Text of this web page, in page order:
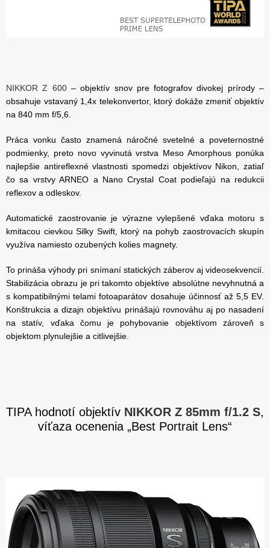
NIKKOR Z 600– objektív snov pre fotografov divokej prírody –
obsahuje vstavaný 1,4x telekonvertor, ktorý dokáže zmeniť objektív
na 840 mm f/5,6.
Práca vonku často znamená náročné svetelné a poveternostné
podmienky, preto novo vyvinutá vrstva Meso Amorphous ponúka
najlepšie antireflexné vlastnosti spomedzi objektívov Nikon, zatiaľ
čo sa vrstvy ARNEO a Nano Crystal Coat podieľajú na redukcii
reflexov a odleskov.
Automatické zaostrovanie je výrazne vylepšené vďaka motoru s
kmitacou cievkou Silky Swift, ktorý na pohyb zaostrovacích skupín
využíva namiesto ozubených kolies magnety.
To prináša výhody pri snímaní statických záberov aj videosekvencií.
Stabilizácia obrazu je pri takomto objektíve absolútne nevyhnutná a
s kompatibilnými telami fotoaparátov dosahuje účinnosť až 5,5 EV.
Konštrukcia a dizajn objektívu prinášajú rovnováhu aj po nasadení
na statív, vďaka čomu je pohybovanie objektívom zároveň s
objektom plynulejšie a citlivejšie.
TIPA hodnotí objektív NIKKOR Z 85mm f/1.2 S,
víťaza ocenenia „Best Portrait Lens“